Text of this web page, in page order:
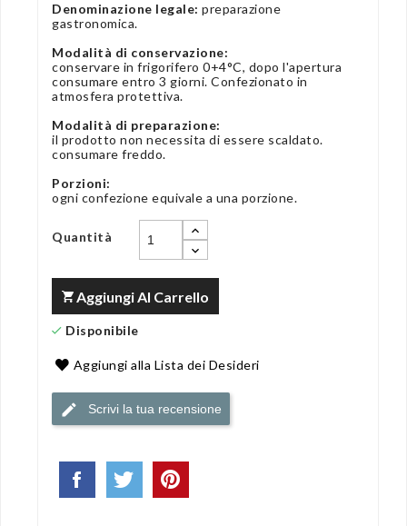
Denominazione legale: preparazione
gastronomica.
Modalità di conservazione:
conservare in frigorifero 0+4°C, dopo l'apertura
consumare entro 3 giorni. Confezionato in
atmosfera protettiva.
Modalità di preparazione:
il prodotto non necessita di essere scaldato.
consumare freddo.
Porzioni:
ogni confezione equivale a una porzione.
Quantità
Aggiungi Al Carrello
Disponibile
Aggiungi alla Lista dei Desideri
Scrivi la tua recensione